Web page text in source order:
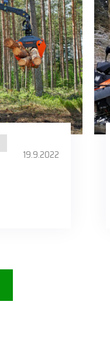
19.9.2022